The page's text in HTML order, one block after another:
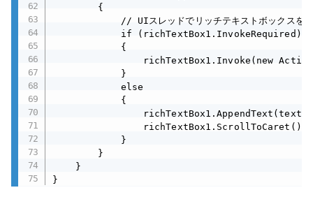
        {
// UIスレッドでリッチテキストボックスを
            if (richTextBox1.InvokeRequired)
            {
richTextBox1.Invoke(new
            }
            else
            {
                richTextBox1.AppendText(text);
                richTextBox1.ScrollToCaret();
            }
        }
    }
}